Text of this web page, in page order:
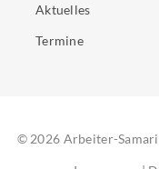
Aktuelles
Termine
© 2026 Arbeiter-